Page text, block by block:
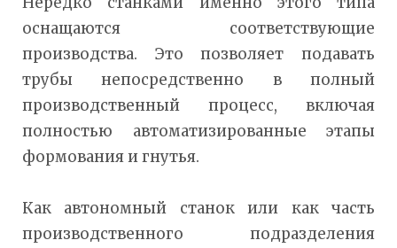
оснащаются соответствующие
производства. Это позволяет подавать
трубы непосредственно в полный
производственный процесс, включая
полностью автоматизированные этапы
формования и гнутья.
Как автономный станок или как часть
производственного подразделения